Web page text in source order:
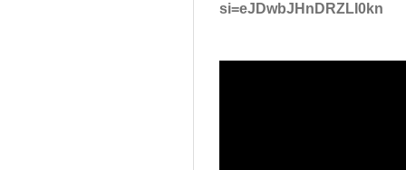
si=eJDwbJHnDRZLI0kn